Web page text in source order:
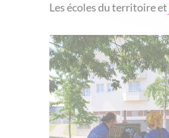
Les écoles du territoire et